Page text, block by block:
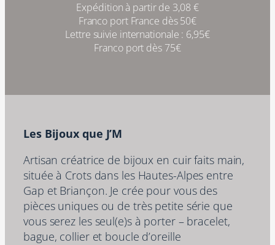
Expédition à partir de 3,08 €
Franco port France dès 50€
Lettre suivie internationale : 6,95€
Franco port dès 75€
Les Bijoux que J’M
Artisan créatrice de bijoux en cuir faits main,
située à Crots dans les Hautes-Alpes entre
Gap et Briançon. Je crée pour vous des
pièces uniques ou de très petite série que
vous serez les seul(e)s à porter – bracelet,
bague, collier et boucle d’oreille